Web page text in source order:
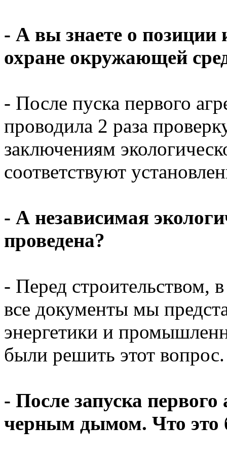
- А вы знаете о позиции
охране окружающей
- После пуска первого
проводила 2 раза
заключениям
соответствуют
- А независимая
проведена?
- Перед строительством,
все документы мы
энергетики и
были решить этот вопрос.
- После запуска
черным дымом. Что это